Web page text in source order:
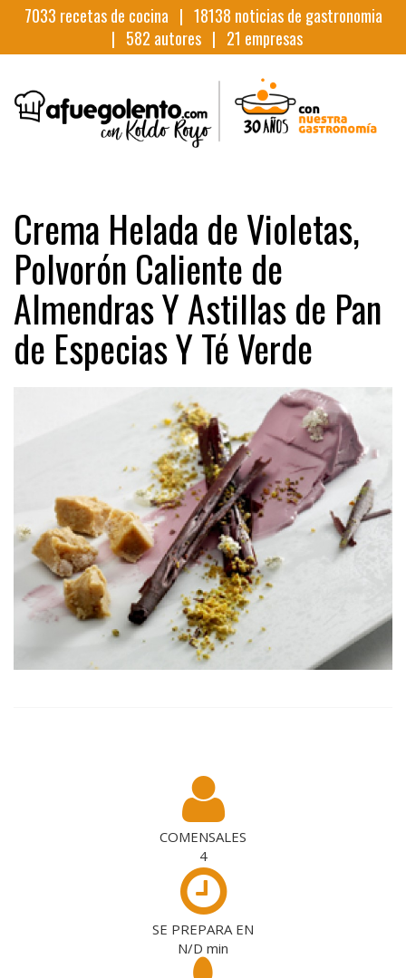
7033 recetas de cocina | 18138 noticias de gastronomia
| 582 autores | 21 empresas
Crema Helada de Violetas,
Polvorón Caliente de
Almendras Y Astillas de Pan
de Especias Y Té Verde
COMENSALES
4
SE PREPARA EN
N/D min